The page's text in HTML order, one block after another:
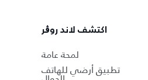
اكتشف لاند روڨر
لمحة عامة
تطبيق أرضي للهاتف